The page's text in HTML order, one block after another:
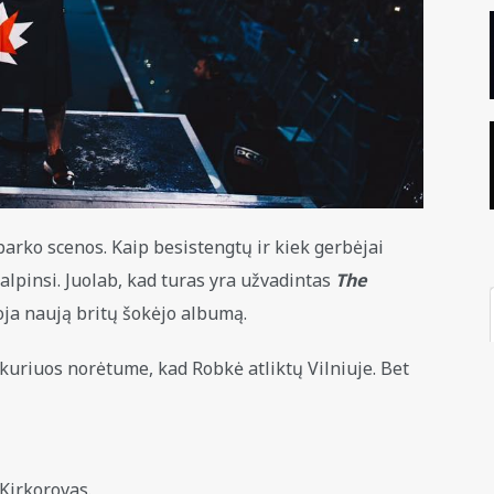
scenos. Kaip besistengtų ir kiek gerbėjai
Juolab, kad turas yra užvadintas The
naują britų šokėjo albumą.
norėtume, kad Robkė atliktų Vilniuje. Bet